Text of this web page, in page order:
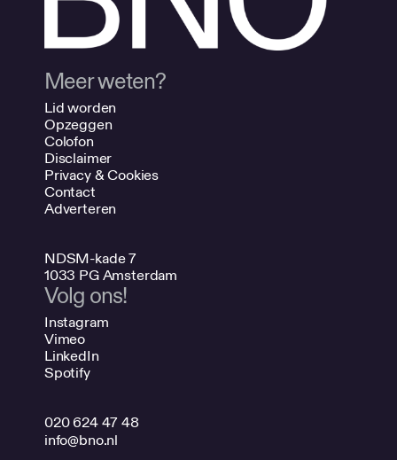
Meer weten?
Lid worden
Opzeggen
Colofon
Disclaimer
Privacy & Cookies
Contact
Adverteren
NDSM-kade 7
1033 PG Amsterdam
Volg ons!
Instagram
Vimeo
LinkedIn
Spotify
020 624 47 48
info@bno.nl